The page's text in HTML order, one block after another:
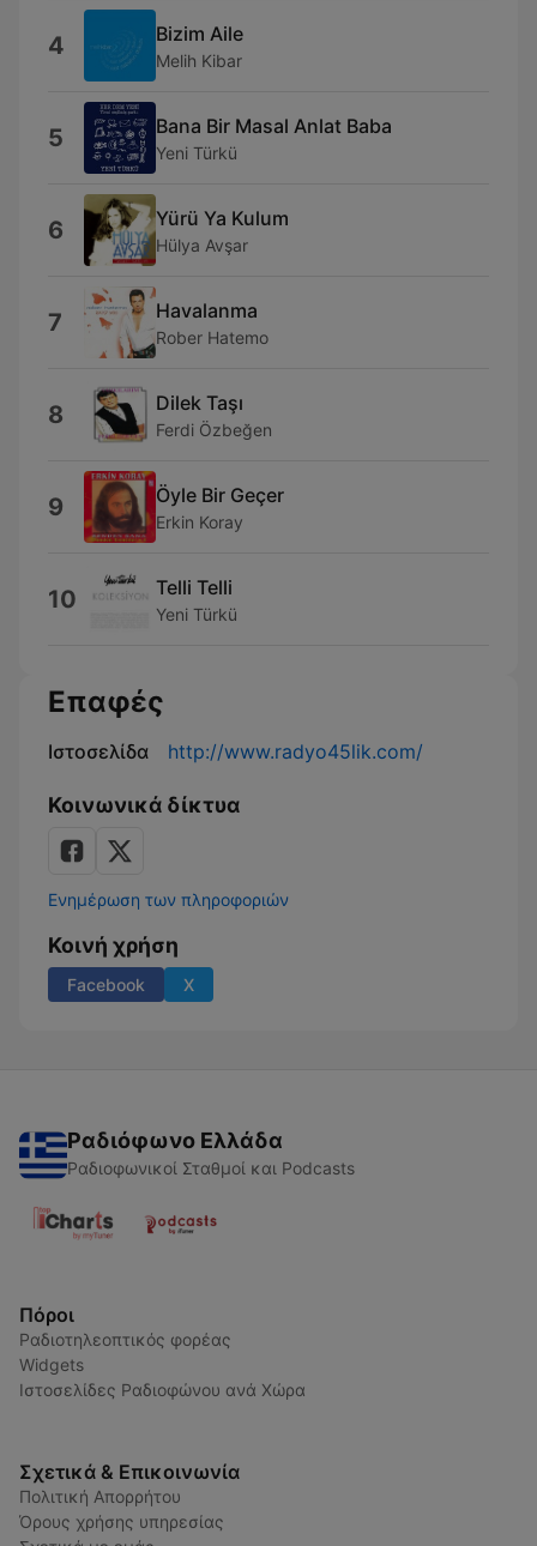
4 Bizim Aile
Melih Kibar
5 Bana Bir Masal Anlat Baba
Yeni Türkü
6 Yürü Ya Kulum
Hülya Avşar
7 Havalanma
Rober Hatemo
8 Dilek Taşı
Ferdi Özbeğen
9 Öyle Bir Geçer
Erkin Koray
10 Telli Telli
Yeni Türkü
Επαφές
Ιστοσελίδα http://www.radyo45lik.com/
Κοινωνικά δίκτυα
Ενημέρωση των πληροφοριών
Κοινή χρήση
Facebook X
Ραδιόφωνο Ελλάδα
Ραδιοφωνικοί Σταθμοί και Podcasts
Πόροι
Ραδιοτηλεοπτικός φορέας
Widgets
Ιστοσελίδες Ραδιοφώνου ανά Χώρα
Σχετικά & Επικοινωνία
Πολιτική Απορρήτου
Όρους χρήσης υπηρεσίας